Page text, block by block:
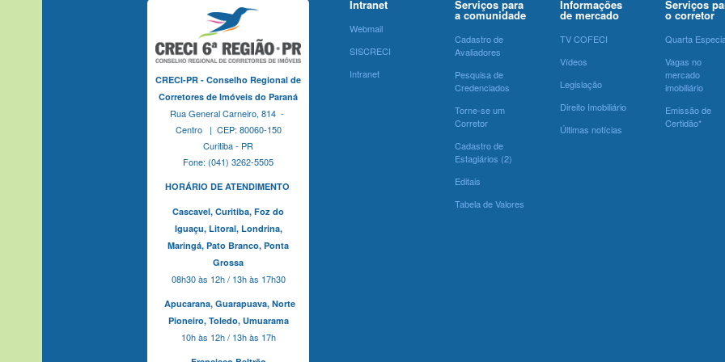
CRECI-PR - Conselho Regional de
Corretores de Imóveis do Paraná
Rua General Carneiro, 814 -
Centro | CEP: 80060-150
Curitiba - PR
Fone: (041) 3262-5505
HORÁRIO DE ATENDIMENTO
Cascavel, Curitiba, Foz do
Iguaçu, Litoral, Londrina,
Maringá, Pato Branco, Ponta
Grossa
08h30 às 12h / 13h às 17h30
Apucarana, Guarapuava, Norte
Pioneiro, Toledo, Umuarama
10h às 12h / 13h às 17h
Intranet
Webmail
SISCRECI
Intranet
Serviços para
a comunidade
Cadastro de
Avaliadores
Pesquisa de
Credenciados
Torne-se um
Corretor
Cadastro de
Estagiários (2)
Editais
Tabela de Valores
Informações
de mercado
TV COFECI
Vídeos
Legislação
Direito Imobiliário
Últimas notícias
Serviços
o corretor
Quarta
Vagas no
mercado
imobiliário
Emissão de
Certidão*